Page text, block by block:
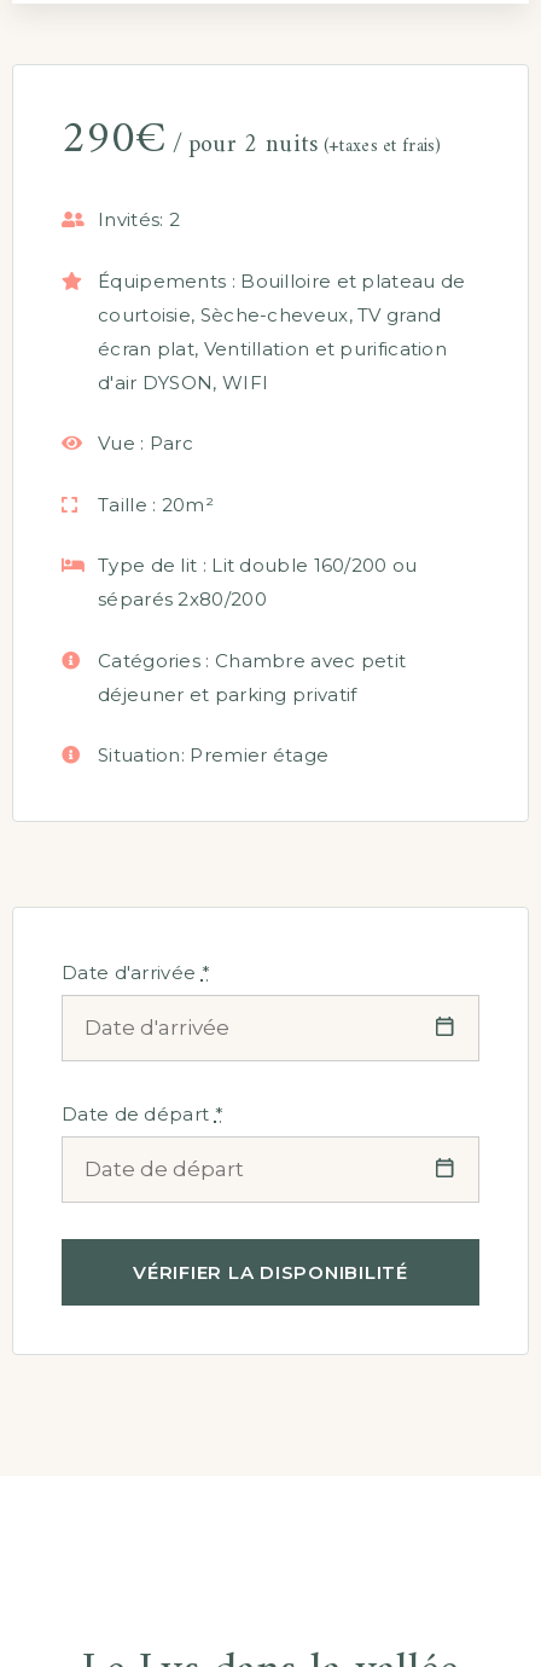
290€ pour 2 nuits(+taxes et frais)
Invités: 2
Équipements : Bouilloire et plateau de
courtoisie, Sèche-cheveux,TV grand
écran plat, Ventillation et purification
d'air DYSON, WIFI
Vue : Parc
Taille : 20m²
Type de lit : Lit double 160/200 ou
séparés 2x80/200
Catégories : Chambre avec petit
déjeuner et parking privatif
Situation: Premier étage
Date d'arrivée *
Date de départ *